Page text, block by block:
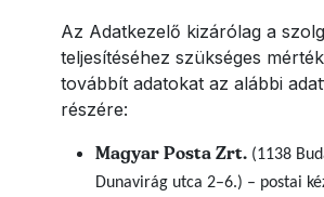
Az Adatkezelő kizárólag a
teljesítéséhez szükséges
továbbít adatokat az alábbi
részére:
Magyar Posta Zrt. (1138
Dunavirág utca 2–6.) – postai